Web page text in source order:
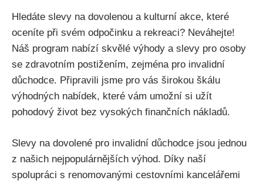
Hledáte slevy na dovolenou a kulturní akce, které
oceníte při svém odpočinku a rekreaci? Neváhejte!
Náš program nabízí skvělé výhody a slevy pro osoby
se zdravotním postižením, zejména pro invalidní
důchodce. Připravili jsme pro vás širokou škálu
výhodných nabídek, které vám umožní si užít
pohodový život bez vysokých finančních nákladů.
Slevy na dovolené pro invalidní důchodce jsou jednou
z našich nejpopulárnějších výhod. Díky naší
spolupráci s renomovanými cestovními kancelářemi